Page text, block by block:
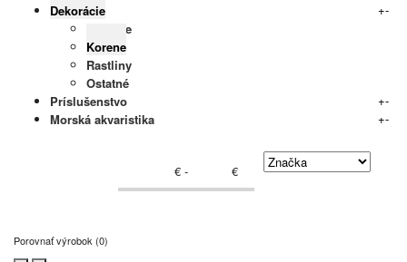
Dekorácie
+-
Kamene
Korene
Rastliny
Ostatné
Príslušenstvo
+-
Morská akvaristika
+-
€ - €
Porovnať výrobok (0)